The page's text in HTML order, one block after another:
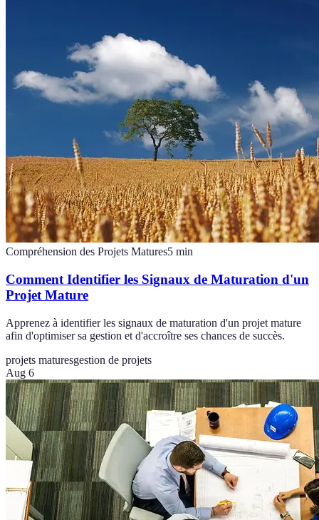
Compréhension des Projets Matures5 min
Comment Identifier les Signaux de Maturation d'un
Projet Mature
Apprenez à identifier les signaux de maturation d'un projet mature
afin d'optimiser sa gestion et d'accroître ses chances de succès.
projets maturesgestion de projets
Aug 6